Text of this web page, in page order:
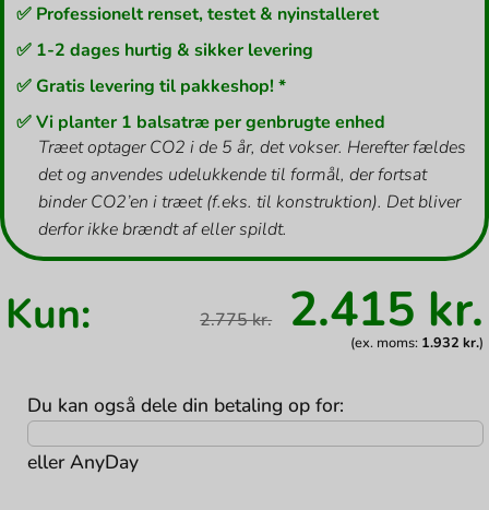
✅ Professionelt renset, testet & nyinstalleret
✅ 1-2 dages hurtig & sikker levering
✅ Gratis levering til pakkeshop! *
✅ Vi planter 1 balsatræ per genbrugte enhed
Træet optager CO2 i de 5 år, det vokser. Herefter fældes
det og anvendes udelukkende til formål, der fortsat
binder CO2’en i træet (f.eks. til konstruktion). Det bliver
derfor ikke brændt af eller spildt.
Kun: 2.775kr. Den
pris
var:
2.775 kr..
2.415 kr.
(ex. moms: 1.932 kr.)
Du kan også dele din betaling op for:
ellerAnyDay